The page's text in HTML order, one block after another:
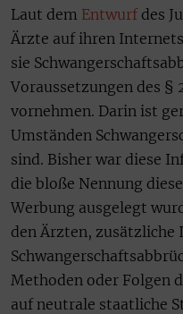
Laut dem Entwurfdes
Ärzte auf ihren
sie
Voraussetzungen des §
vornehmen. Darin ist
Umständen
sind. Bisher war diese
die bloße Nennung
Werbung ausgelegt
den Ärzten,
Methoden oder Folgen
auf neutrale staatliche